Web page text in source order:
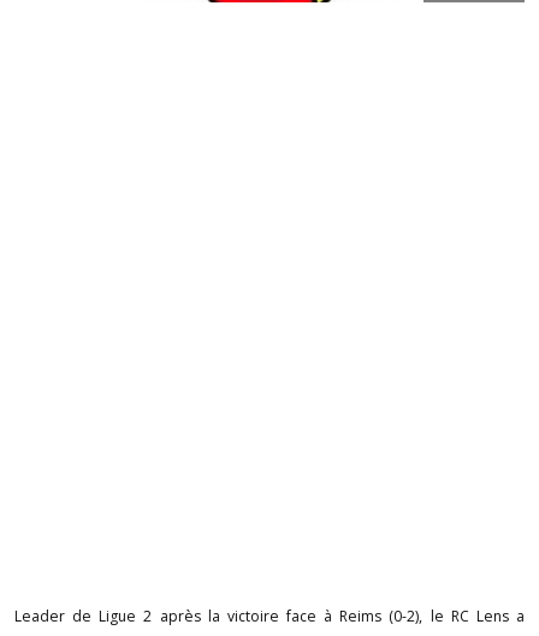
Leader de Ligue 2 après la victoire face à Reims (0-2), le RC Lens a